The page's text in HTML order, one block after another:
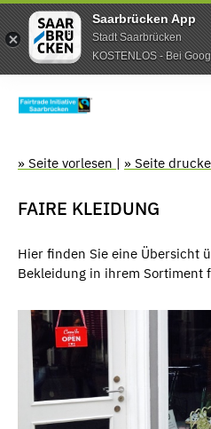
Saarbrücken App
Stadt Saarbrücken
KOSTENLOS - Bei
» Seite vorlesen | » Seite
FAIRE KLEIDUNG
Hier finden Sie eine Übersicht
Bekleidung in ihrem Sortiment